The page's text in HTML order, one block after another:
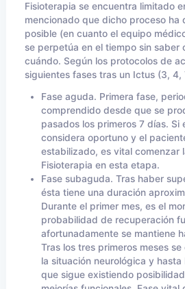
Fisioterapia se encuentra limitado
mencionado que dicho proceso ha
posible (en cuanto el equipo
se perpetúa en el tiempo sin saber
cuándo. Según los protocolos de
siguientes fases tras un Ictus (3, 4,
Fase aguda. Primera fase,
comprendido desde que se
pasados los primeros 7 días. Si
considera oportuno y el
estabilizado, es vital comenzar
Fisioterapia en esta etapa.
Fase subaguda. Tras haber
ésta tiene una duración
Durante el primer mes, es el
probabilidad de recuperación
afortunadamente se mantiene
Tras los tres primeros meses
la situación neurológica y hasta
que sigue existiendo